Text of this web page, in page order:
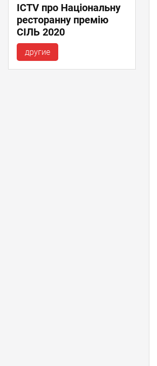
ICTV про Національну
ресторанну премію
СІЛЬ 2020
другие